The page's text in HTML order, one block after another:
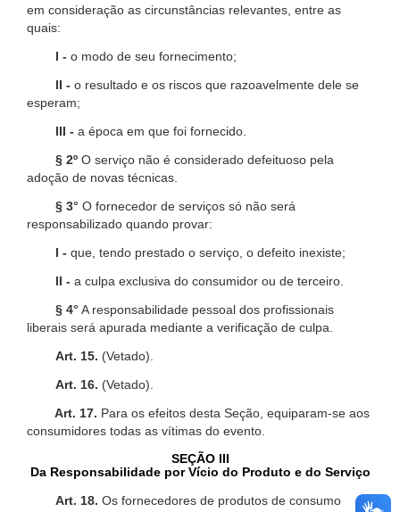
em consideração as circunstâncias relevantes, entre as
quais:
I - o modo de seu fornecimento;
II - o resultado e os riscos que razoavelmente dele se
esperam;
III - a época em que foi fornecido.
§ 2º O serviço não é considerado defeituoso pela
adoção de novas técnicas.
§ 3° O fornecedor de serviços só não será
responsabilizado quando provar:
I - que, tendo prestado o serviço, o defeito inexiste;
II - a culpa exclusiva do consumidor ou de terceiro.
§ 4° A responsabilidade pessoal dos profissionais
liberais será apurada mediante a verificação de culpa.
Art. 15. (Vetado).
Art. 16. (Vetado).
Art. 17. Para os efeitos desta Seção, equiparam-se aos
consumidores todas as vítimas do evento.
SEÇÃO III
Da Responsabilidade por Vício do Produto e do Serviço
Art. 18. Os fornecedores de produtos de consumo